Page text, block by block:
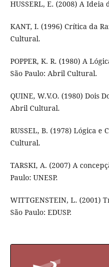
HUSSERL, E. (2008) A Ideia
KANT, I. (1996) Crítica da
Cultural.
POPPER, K. R. (1980) A
São Paulo: Abril Cultural.
QUINE, W.V.O. (1980) Dois
Abril Cultural.
RUSSEL, B. (1978) Lógica e
Cultural.
TARSKI, A. (2007) A
Paulo: UNESP.
WITTGENSTEIN, L. (2001)
São Paulo: EDUSP.